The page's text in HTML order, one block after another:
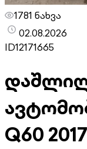
1781 ნახვა
02.08.2026
ID12171665
Q60